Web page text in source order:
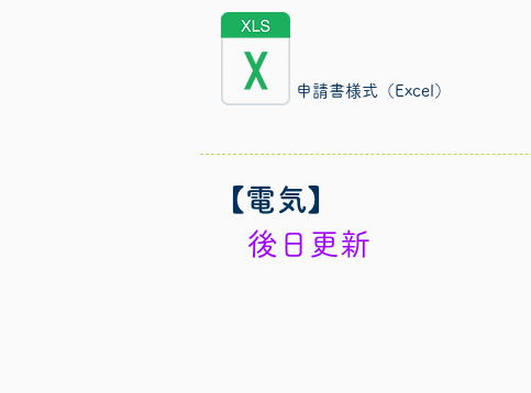
申請書様式（Excel）
【電気】
後日更新